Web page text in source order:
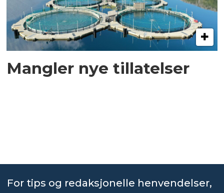
Mangler nye tillatelser
For tips og redaksjonelle henvendelser,